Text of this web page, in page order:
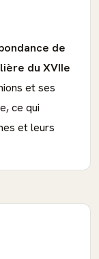
de
du XVIIe
et ses
ce qui
et leurs